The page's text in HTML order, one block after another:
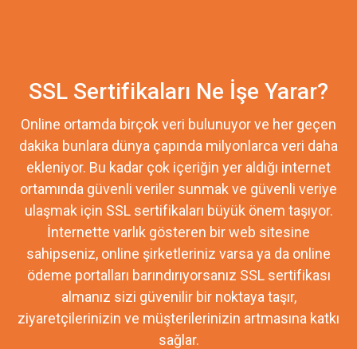
SSL Sertifikaları Ne İşe Yarar?
Online ortamda birçok veri bulunuyor ve her geçen
dakika bunlara dünya çapında milyonlarca veri daha
ekleniyor. Bu kadar çok içeriğin yer aldığı internet
ortamında güvenli veriler sunmak ve güvenli veriye
ulaşmak için SSL sertifikaları büyük önem taşıyor.
İnternette varlık gösteren bir web sitesine
sahipseniz, online şirketleriniz varsa ya da online
ödeme portalları barındırıyorsanız SSL sertifikası
almanız sizi güvenilir bir noktaya taşır,
ziyaretçilerinizin ve müşterilerinizin artmasına katkı
sağlar.